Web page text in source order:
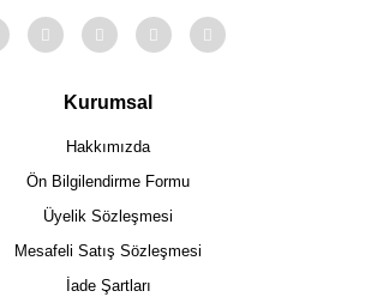
Kurumsal
Hakkımızda
Ön Bilgilendirme Formu
Üyelik Sözleşmesi
Mesafeli Satış Sözleşmesi
İade Şartları